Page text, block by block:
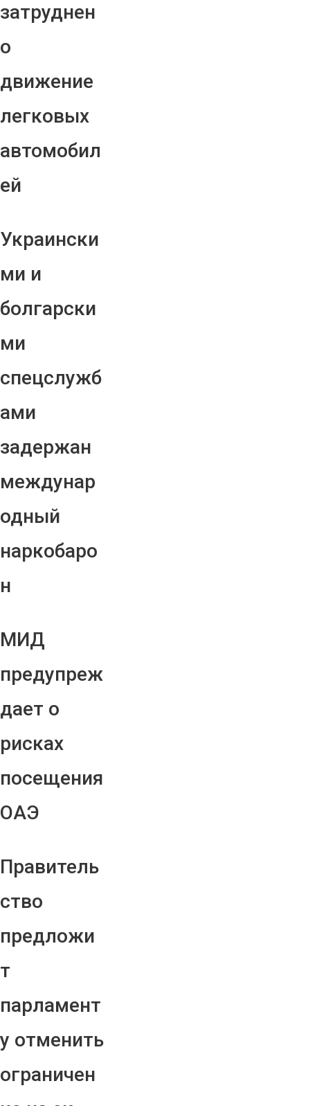
затруднен
о
движение
легковых
автомобил
ей
Украински
ми и
болгарски
ми
спецслужб
ами
задержан
междунар
одный
наркобаро
н
МИД
предупреж
дает о
рисках
посещения
ОАЭ
Правитель
ство
предложи
т
парламент
у отменить
ограничен